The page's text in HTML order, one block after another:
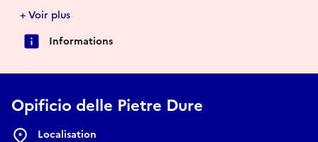
« Maître des Tondi », dont la production - initialement
considérée comme chiusina - est aujourd’hui attribuée de
manière convaincante par les chercheurs au domaine
« Groupe Volaterrae » et un oinochoe dont la décoration
campaniennes.
Les Journées européennes d’archéologie (GEA), coordonnées
+ Voir plus
Informations
Opificio delle Pietre Dure
Localisation